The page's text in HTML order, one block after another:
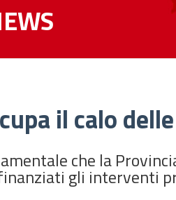
il calo
che la
gli interventi